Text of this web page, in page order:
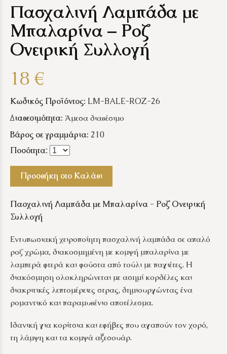
Πασχαλινή Λαμπάδα με
Μπαλαρίνα – Ροζ
Ονειρική Συλλογή
18 €
Κωδικός Προϊόντος: LM-BALE-ROZ-26
Διαθεσιμότητα: Άμεσα διαθέσιμο
Βάρος σε γραμμάρια: 210
Ποσότητα:
Προσθήκη στο Καλάθι
Πασχαλινή Λαμπάδα με Μπαλαρίνα - Ροζ Ονειρική
Συλλογή
Εντυπωσιακή χειροποίητη πασχαλινή λαμπάδα σε απαλό
ροζ χρώμα, διακοσμημένη με κομψή μπαλαρίνα με
λαμπερά φτερά και φούστα από τούλι με παγιέτες. Η
διακόσμηση ολοκληρώνεται με ασημί κορδέλες και
διακριτικές λεπτομέρειες στρας, δημιουργώντας ένα
ρομαντικό και παραμυθένιο αποτέλεσμα.
Ιδανική για κορίτσια και εφήβες που αγαπούν τον χορό,
τη λάμψη και τα κομψά αξεσουάρ.